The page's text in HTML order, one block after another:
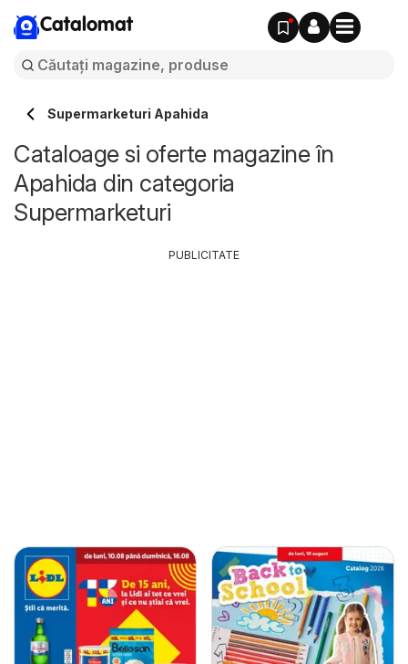
Catalomat
Supermarketuri Apahida
Cataloage si oferte magazine în
Apahida din categoria
Supermarketuri
PUBLICITATE